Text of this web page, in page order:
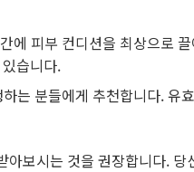
에 피부 컨디션을 최상으로
습니다.
는 분들에게 추천합니다.
아보시는 것을 권장합니다.